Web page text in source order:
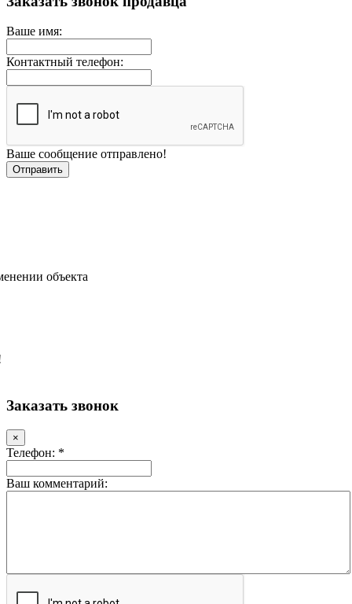
Ваше имя:
Контактный телефон:
Ваше сообщение отправлено!
объекта
Заказать звонок
×
Телефон: *
Ваш комментарий: